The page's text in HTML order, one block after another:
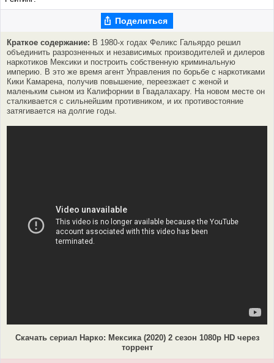
Поделиться
Краткое содержание: В 1980-х годах Феликс Гальярдо решил
объединить разрозненных и независимых производителей и дилеров
наркотиков Мексики и построить собственную криминальную
империю. В это же время агент Управления по борьбе с наркотиками
Кики Камарена, получив повышение, переезжает с женой и
маленьким сыном из Калифорнии в Гвадалахару. На новом месте он
сталкивается с сильнейшим противником, и их противостояние
затягивается на долгие годы.
Скачать сериал Нарко: Мексика (2020) 2 сезон 1080p HD через
торрент